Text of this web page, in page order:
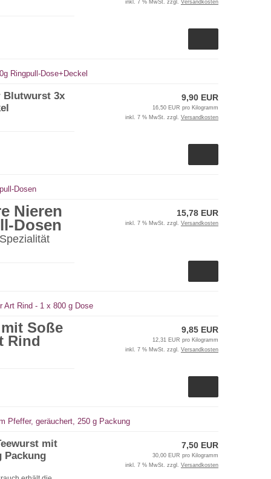
inkl. 7 % MwSt. zzgl. Versandkosten
Ringpull-Dose+Deckel
Blutwurst 3x
9,90 EUR
16,50 EUR pro Kilogramm
inkl. 7 % MwSt. zzgl. Versandkosten
Dosen
Nieren
Dosen
15,78 EUR
inkl. 7 % MwSt. zzgl. Versandkosten
Art Rind - 1 x 800 g Dose
Soße
Rind
9,85 EUR
12,31 EUR pro Kilogramm
inkl. 7 % MwSt. zzgl. Versandkosten
Pfeffer, geräuchert, 250 g Packung
mit
Packung
7,50 EUR
30,00 EUR pro Kilogramm
inkl. 7 % MwSt. zzgl. Versandkosten